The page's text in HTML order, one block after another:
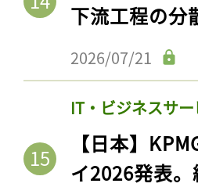
下流工程の分
2026/07/21
IT・ビジネスサ
【日本】
イ2026発表